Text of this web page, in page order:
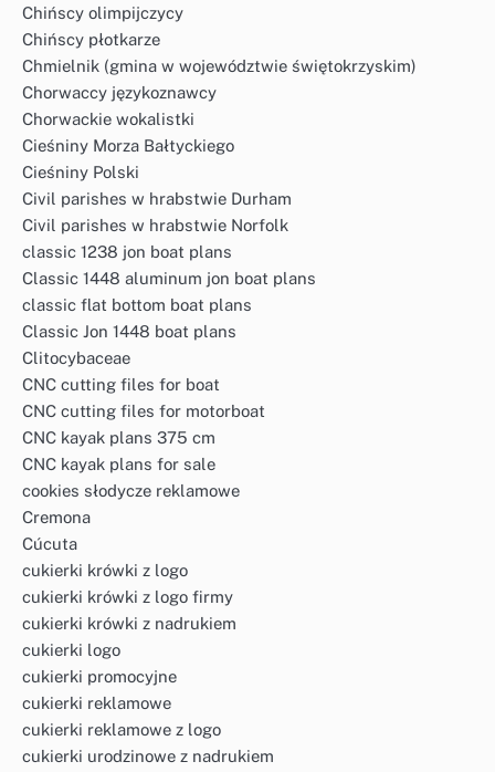
Chińscy olimpijczycy
Chińscy płotkarze
Chmielnik (gmina w województwie świętokrzyskim)
Chorwaccy językoznawcy
Chorwackie wokalistki
Cieśniny Morza Bałtyckiego
Cieśniny Polski
Civil parishes w hrabstwie Durham
Civil parishes w hrabstwie Norfolk
classic 1238 jon boat plans
Classic 1448 aluminum jon boat plans
classic flat bottom boat plans
Classic Jon 1448 boat plans
Clitocybaceae
CNC cutting files for boat
CNC cutting files for motorboat
CNC kayak plans 375 cm
CNC kayak plans for sale
cookies słodycze reklamowe
Cremona
Cúcuta
cukierki krówki z logo
cukierki krówki z logo firmy
cukierki krówki z nadrukiem
cukierki logo
cukierki promocyjne
cukierki reklamowe
cukierki reklamowe z logo
cukierki urodzinowe z nadrukiem